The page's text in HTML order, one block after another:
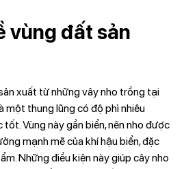
vùng đất sản
xuất từ những vây nho trồng tại
một thung lũng có độ phì nhiêu
Vùng này gần biển, nên nho được
mạnh mẽ của khí hậu biển, đặc
Những điều kiện này giúp cây nho